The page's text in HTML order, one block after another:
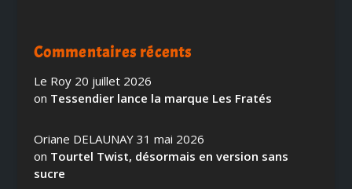
Commentaires récents
Le Roy 20 juillet 2026
on Tessendier lance la marque Les Fratés
Oriane DELAUNAY 31 mai 2026
on Tourtel Twist, désormais en version sans
sucre